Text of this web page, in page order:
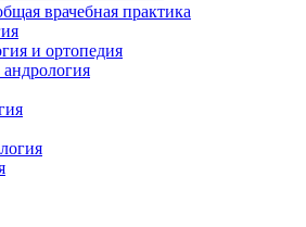
врачебная практика
и ортопедия